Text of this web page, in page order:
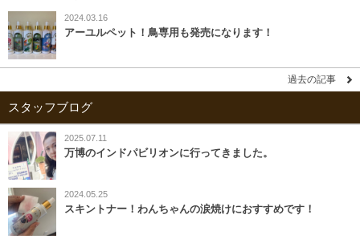
2024.03.16
アーユルペット！鳥専用も発売になります！
過去の記事
スタッフブログ
2025.07.11
万博のインドパビリオンに行ってきました。
2024.05.25
スキントナー！わんちゃんの涙焼けにおすすめです！